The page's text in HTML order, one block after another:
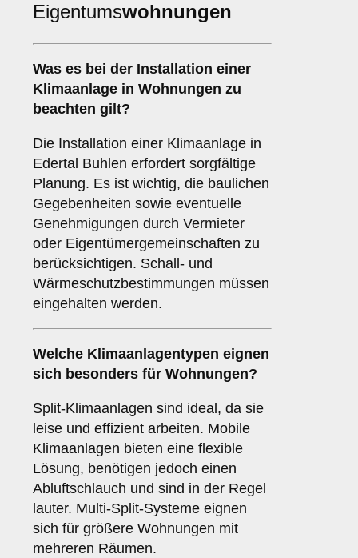
Eigentumswohnungen
Was es bei der Installation einer
Klimaanlage in Wohnungen zu
beachten gilt?
Die Installation einer Klimaanlage in
Edertal Buhlen erfordert sorgfältige
Planung. Es ist wichtig, die baulichen
Gegebenheiten sowie eventuelle
Genehmigungen durch Vermieter
oder Eigentümergemeinschaften zu
berücksichtigen. Schall- und
Wärmeschutzbestimmungen müssen
eingehalten werden.
Welche Klimaanlagentypen eignen
sich besonders für Wohnungen?
Split-Klimaanlagen sind ideal, da sie
leise und effizient arbeiten. Mobile
Klimaanlagen bieten eine flexible
Lösung, benötigen jedoch einen
Abluftschlauch und sind in der Regel
lauter. Multi-Split-Systeme eignen
sich für größere Wohnungen mit
mehreren Räumen.